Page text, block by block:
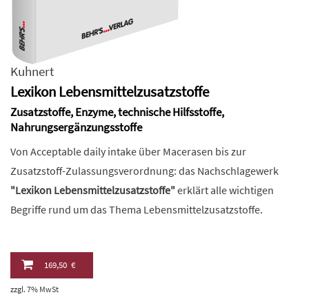
Kuhnert
Lexikon Lebensmittelzusatzstoffe
Zusatzstoffe, Enzyme, technische Hilfsstoffe,
Nahrungsergänzungsstoffe
Von Acceptable daily intake über Macerasen bis zur
Zusatzstoff-Zulassungsverordnung: das Nachschlagewerk
"Lexikon Lebensmittelzusatzstoffe"erklärt alle wichtigen
Begriffe rund um das Thema Lebensmittelzusatzstoffe.
169,50 €
zzgl. 7% MwSt